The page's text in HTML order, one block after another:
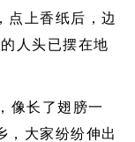
点上香纸后，边
人头已摆在地
像长了翅膀一
，大家纷纷伸出